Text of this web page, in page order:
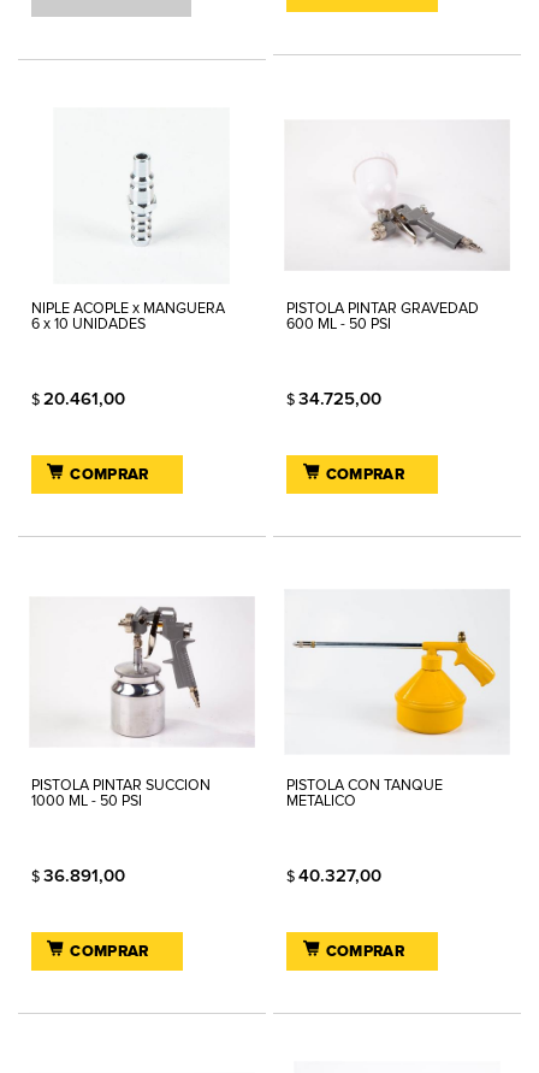
NIPLE ACOPLE x MANGUERA
6 x 10 UNIDADES
$ 20.461,00
COMPRAR
PISTOLA PINTAR GRAVEDAD
600 ML - 50 PSI
$34.725,00
COMPRAR
PISTOLA PINTAR SUCCION
1000 ML - 50 PSI
$ 36.891,00
COMPRAR
PISTOLA CON TANQUE
METALICO
$40.327,00
COMPRAR